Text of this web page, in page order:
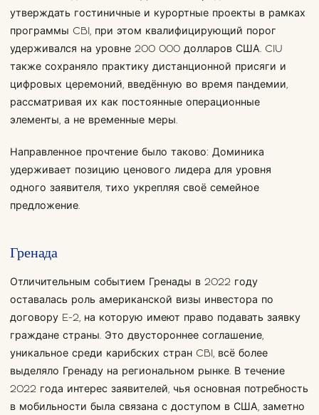
утверждать гостиничные и курортные проекты в рамках
программы CBI, при этом квалифицирующий порог
удерживался на уровне 200 000 долларов США. CIU
также сохраняло практику дистанционной присяги и
цифровых церемоний, введённую во время пандемии,
рассматривая их как постоянные операционные
элементы, а не временные меры.
Направленное прочтение было таково: Доминика
удерживает позицию ценового лидера для уровня
одного заявителя, тихо укрепляя своё семейное
предложение.
Гренада
Отличительным событием Гренады в 2022 году
оставалась роль американской визы инвестора по
договору E-2, на которую имеют право подавать заявку
граждане страны. Это двустороннее соглашение,
уникальное среди карибских стран CBI, всё более
выделяло Гренаду на региональном рынке. В течение
2022 года интерес заявителей, чья основная потребность
в мобильности была связана с доступом в США, заметно